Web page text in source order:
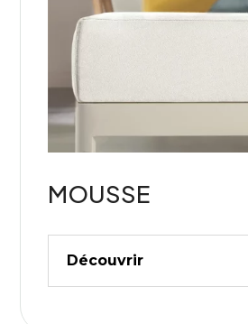
MOUSSE
Découvrir